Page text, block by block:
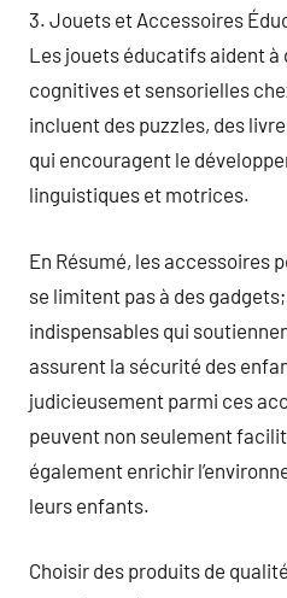
3. Jouets et Accessoires
Les jouets éducatifs aident
cognitives et sensorielles
incluent des puzzles, des
qui encouragent le
linguistiques et motrices.
En Résumé, les accessoires
se limitent pas à des
indispensables qui
assurent la sécurité des
judicieusement parmi ces
peuvent non seulement
également enrichir
leurs enfants.
Choisir des produits de